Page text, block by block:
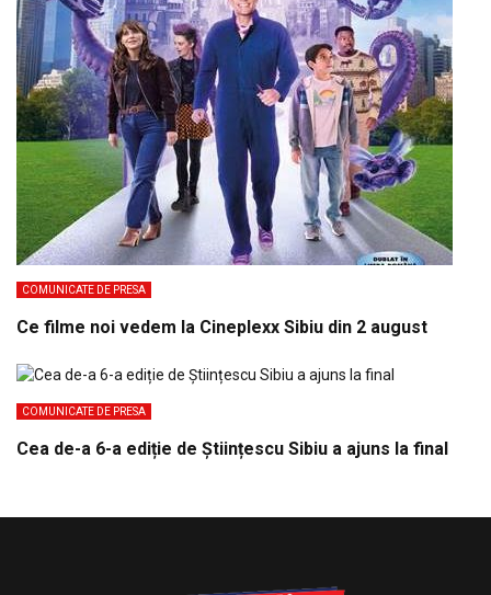
COMUNICATE DE PRESA
Ce filme noi vedem la Cineplexx Sibiu din 2 august
COMUNICATE DE PRESA
Cea de-a 6-a ediție de Științescu Sibiu a ajuns la final